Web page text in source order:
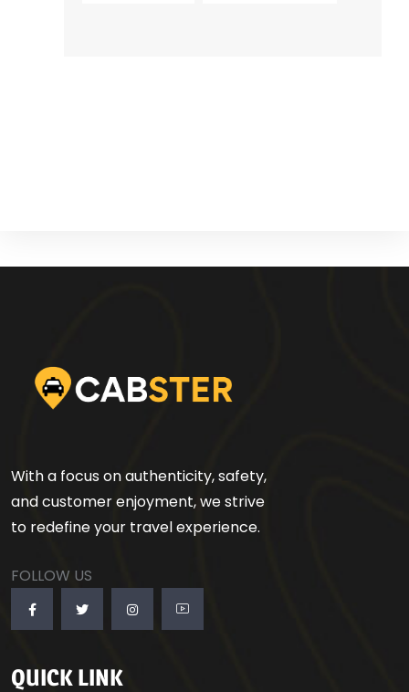
With a focus on authenticity, safety,
and customer enjoyment, we strive
to redefine your travel experience.
FOLLOW US
QUICK LINK